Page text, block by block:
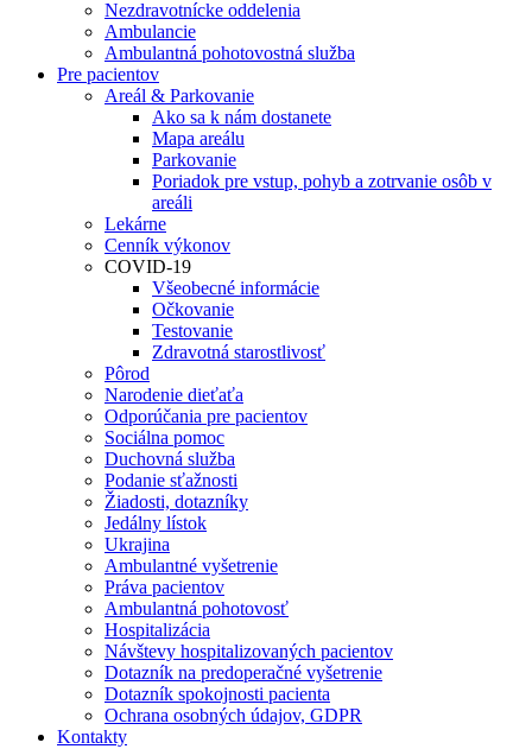
Nezdravotnícke oddelenia
Ambulancie
Ambulantná pohotovostná služba
Pre pacientov
Areál & Parkovanie
Ako sa k nám dostanete
Mapa areálu
Parkovanie
Poriadok pre vstup, pohyb a zotrvanie osôb v
areáli
Lekárne
Cenník výkonov
COVID-19
Všeobecné informácie
Očkovanie
Testovanie
Zdravotná starostlivosť
Pôrod
Narodenie dieťaťa
Odporúčania pre pacientov
Sociálna pomoc
Duchovná služba
Podanie sťažnosti
Žiadosti, dotazníky
Jedálny lístok
Ukrajina
Ambulantné vyšetrenie
Práva pacientov
Ambulantná pohotovosť
Hospitalizácia
Návštevy hospitalizovaných pacientov
Dotazník na predoperačné vyšetrenie
Dotazník spokojnosti pacienta
Ochrana osobných údajov, GDPR
Kontakty